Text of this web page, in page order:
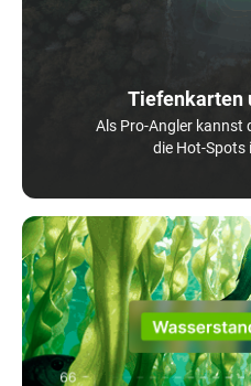
Tiefenkarten
Als Pro-Angler kannst
die Hot-Spots